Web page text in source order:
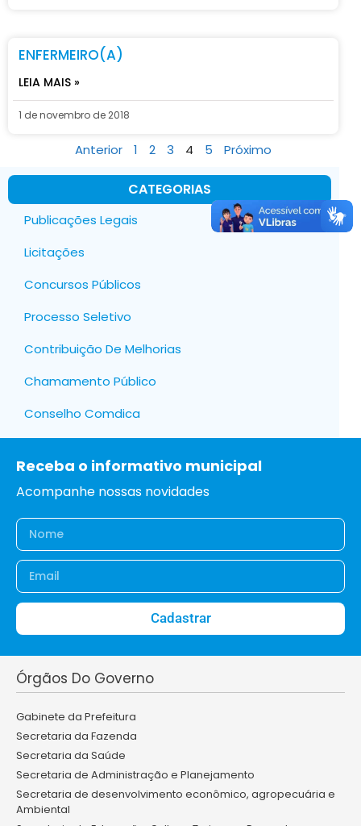
ENFERMEIRO(A)
LEIA MAIS »
1 de novembro de 2018
Anterior 1 2 3 4 5 Próximo
CATEGORIAS
Publicações Legais
Licitações
Concursos Públicos
Processo Seletivo
Contribuição De Melhorias
Chamamento Público
Conselho Comdica
Receba o informativo municipal
Acompanhe nossas novidades
Cadastrar
Órgãos Do Governo
Gabinete da Prefeitura
Secretaria da Fazenda
Secretaria da Saúde
Secretaria de Administração e Planejamento
Secretaria de desenvolvimento econômico, agropecuária e
Ambiental